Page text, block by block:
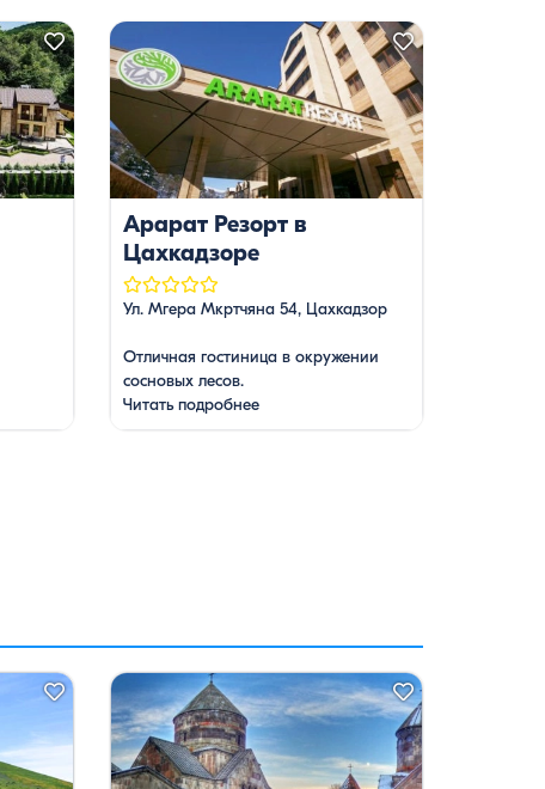
Арарат Резорт в
Цахкадзоре
Ул. Мгера Мкртчяна 54, Цахкадзор
Отличная гостиница в окружении
сосновых лесов.
Читать подробнее